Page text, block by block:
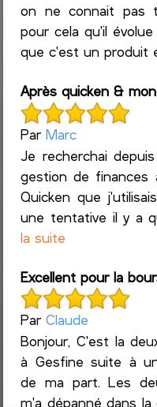
on ne connait pas
pour cela qu'il
que c'est un produit
Après quicken &
ParMarc
Je recherchai
gestion de finances
Quicken que
une tentative il y a
la suite
Excellent pour la
ParClaude
Bonjour, C'est la
à Gesfine suite à
de ma part. Les
m'a dépanné dans